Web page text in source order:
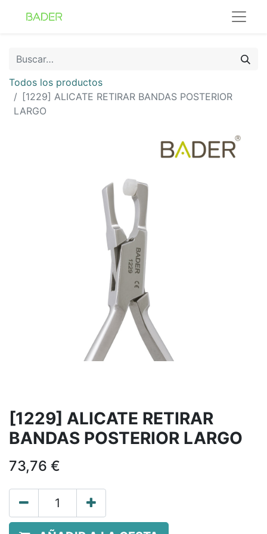
Todos los productos
[1229] ALICATE RETIRAR BANDAS POSTERIOR
LARGO
[1229] ALICATE RETIRAR
BANDAS POSTERIOR LARGO
73,76 €